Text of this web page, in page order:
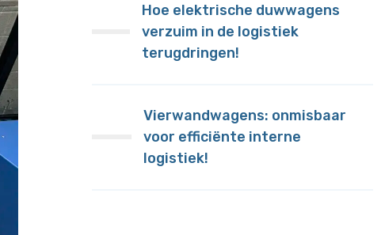
Hoe elektrische duwwagens
verzuim in de logistiek
terugdringen!
Vierwandwagens: onmisbaar
voor efficiënte interne
logistiek!